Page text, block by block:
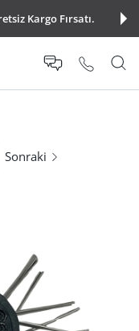
Kargo Fırsatı.
Sonraki